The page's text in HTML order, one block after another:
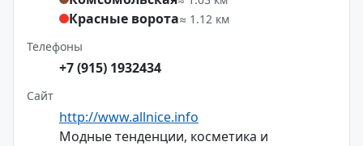
Красные ворота≈ 1.12 км
Телефоны
+7 (915) 1932434
Сайт
http://www.allnice.info
Модные тенденции, косметика и